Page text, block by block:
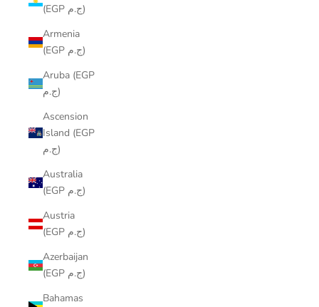
(EGP ج.م)
Armenia
(EGP ج.م)
Aruba (EGP
ج.م)
Ascension
Island (EGP
ج.م)
Australia
(EGP ج.م)
Austria
(EGP ج.م)
Azerbaijan
(EGP ج.م)
Bahamas